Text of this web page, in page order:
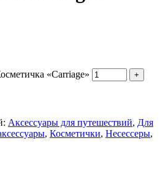
«Carriage»
Аксессуары для путешествий, Для
, Косметички, Несессеры,